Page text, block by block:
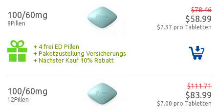
100/60mg
8Pillen
$78.46
$58.99
$7.37 pro Tabletten
+ 4 frei ED Pillen
+ Paketzustellung Versicherungs
+ Nächster Kauf 10% Rabatt
100/60mg
12Pillen
$111.71
$83.99
$7.00 pro Tabletten